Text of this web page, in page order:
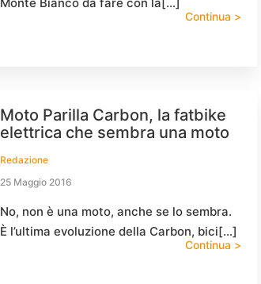
Continua >
Moto Parilla Carbon, la fatbike
elettrica che sembra una moto
Redazione
25 Maggio 2016
No, non è una moto, anche se lo sembra.
È l’ultima evoluzione della Carbon, bici[…]
Continua >